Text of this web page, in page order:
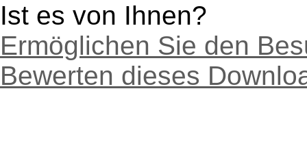
Ist es von Ihnen?
Ermöglichen Sie den
Bewerten dieses